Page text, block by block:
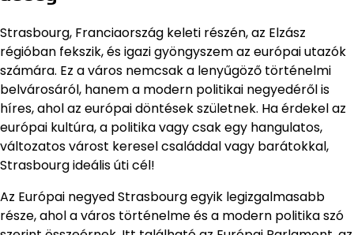
Strasbourg, Franciaország keleti részén, az Elzász
régióban fekszik, és igazi gyöngyszem az európai utazók
számára. Ez a város nemcsak a lenyűgöző történelmi
belvárosáról, hanem a modern politikai negyedéről is
híres, ahol az európai döntések születnek. Ha érdekel az
európai kultúra, a politika vagy csak egy hangulatos,
változatos várost keresel családdal vagy barátokkal,
Strasbourg ideális úti cél!
Az Európai negyed Strasbourg egyik legizgalmasabb
része, ahol a város történelme és a modern politika szó